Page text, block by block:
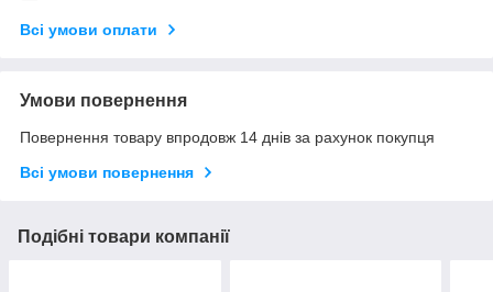
Всі умови оплати
Умови повернення
Повернення товару впродовж 14 днів за рахунок покупця
Всі умови повернення
Подібні товари компанії